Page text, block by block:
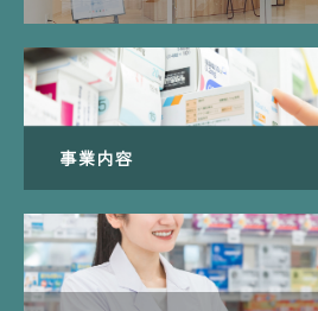
事業内容